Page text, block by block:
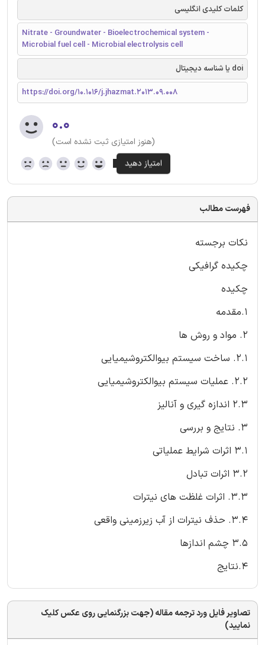
کلمات کلیدی انگلیسی
Nitrate - Groundwater - Bioelectrochemical system -
Microbial fuel cell - Microbial electrolysis cell
doi یا شناسه دیجیتال
https://doi.org/10.1016/j.jhazmat.2013.09.008
۰.۰
(هنوز امتیازی ثبت نشده است)
فهرست مطالب
نکات برجسته
چکیده گرافیکی
چکیده
1.مقدمه
2. مواد و روش ها
2.1. ساخت سیستم بیوالکتروشیمیایی
2.2. عملیات سیستم بیوالکتروشیمیایی
2.3 اندازه گیری و آنالیز
3. نتایج و بررسی
3.1 اثرات شرایط عملیاتی
3.2 اثرات تبادل
3.3. اثرات غلظت های نیترات
3.4. حذف نیترات از آب زیرزمینی واقعی
3.5 چشم اندازها
4.نتایج
تصاویر فایل ورد ترجمه مقاله (جهت بزرگنمایی روی عکس کلیک
نمایید)